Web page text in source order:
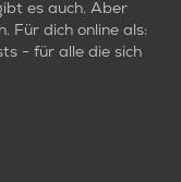
es auch. Aber
Für dich online als:
- für alle die sich